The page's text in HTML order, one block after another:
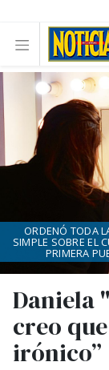
Daniela
creo
irónico”
ORDENÓ TODA
SIMPLE SOBRE EL
PRIMERA